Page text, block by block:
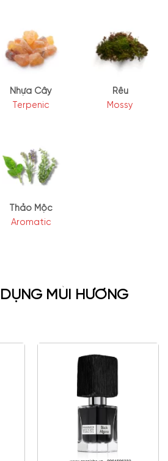
Nhựa Cây
Terpenic
Rêu
Mossy
Thảo Mộc
Aromatic
MÙI HƯƠNG